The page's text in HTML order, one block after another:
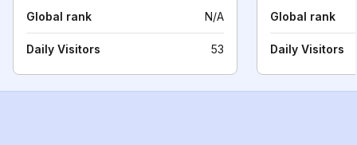
Global rank N/A
Daily Visitors 53
Global rank
Daily Visitors